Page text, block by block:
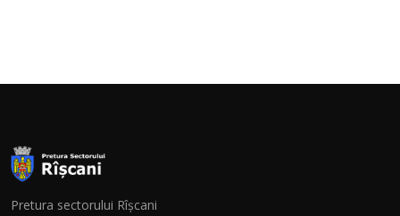
Pretura sectorului Rîșcani